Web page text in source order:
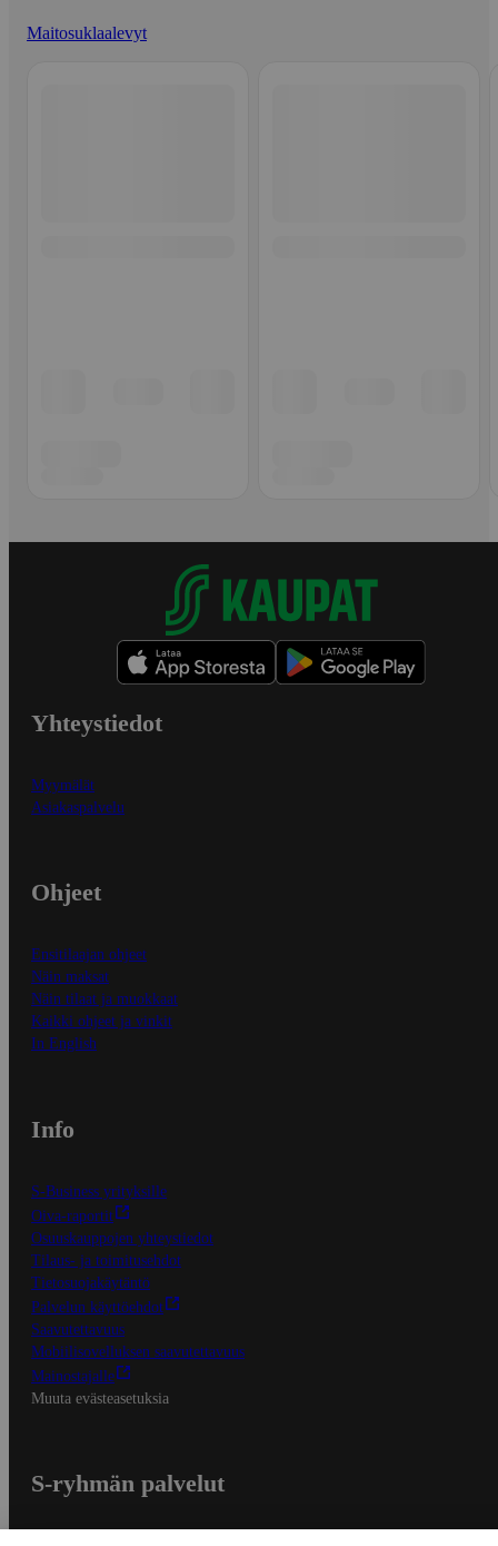
Maitosuklaalevyt
Yhteystiedot
Myymälät
Asiakaspalvelu
Ohjeet
Ensitilaajan ohjeet
Näin maksat
Näin tilaat ja muokkaat
Kaikki ohjeet ja vinkit
In English
Info
S-Business yrityksille
Oiva-raportit
Osuuskauppojen yhteystiedot
Tilaus- ja toimitusehdot
Tietosuojakäytäntö
Palvelun käyttöehdot
Saavutettavuus
Mobiilisovelluksen saavutettavuus
Mainostajalle
Muuta evästeasetuksia
S-ryhmän palvelut